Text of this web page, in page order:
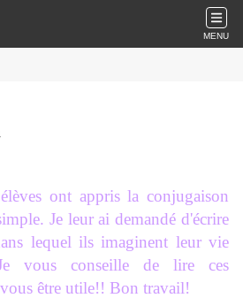
MENU
ont appris la conjugaison
Je leur ai demandé d'écrire
lequel ils imaginent leur vie
vous conseille de lire ces
être utile!! Bon travail!